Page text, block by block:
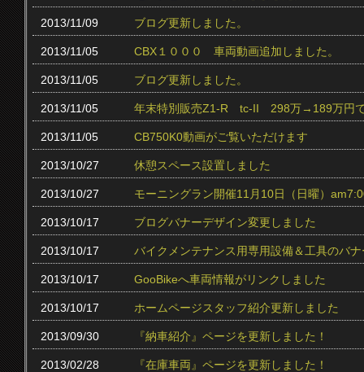
2013/11/09 ブログ更新しました。
2013/11/05 CBX１０００ 車両動画追加しました。
2013/11/05 ブログ更新しました。
2013/11/05 年末特別販売Z1-R tc‐II 298万→189万円
2013/11/05 CB750K0動画がご覧いただけます
2013/10/27 休憩スペース設置しました
2013/10/27 モーニングラン開催11月10日（日曜）
2013/10/17 ブログバナーデザイン変更しました
2013/10/17 バイクメンテナンス用専用設備＆工具のバ
2013/10/17 GooBikeへ車両情報がリンクしました
2013/10/17 ホームページスタッフ紹介更新しました
2013/09/30 『納車紹介』ページを更新しました！
2013/02/28 『在庫車両』ページを更新しました！